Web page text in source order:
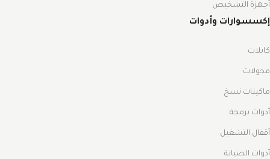
أجهزة التشخيص
إكسسوارات وأدوات
كابلات
محولات
ماكينات نسخ
أدوات برمجة
أقفال التشغيل
أدوات الصيانة